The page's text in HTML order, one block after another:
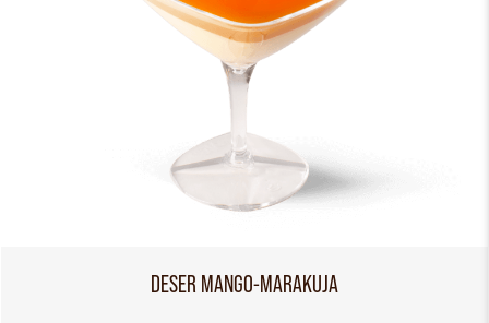
DESER MANGO-MARAKUJA